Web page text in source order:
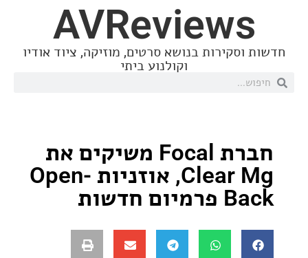
בנושא סרטים, מוזיקה, ציוד אודיו
וקולנוע ביתי
חברת Focal משיקים את
Clear Mg, אוזניות Open-